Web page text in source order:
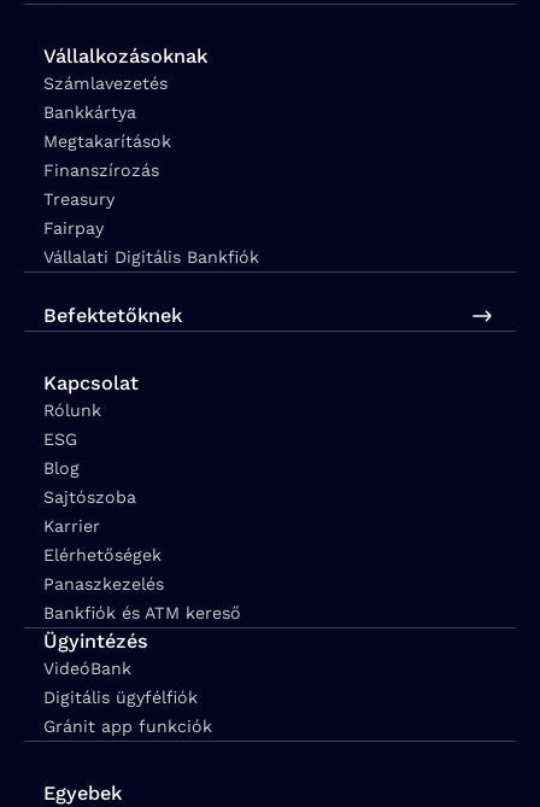
Vállalkozásoknak
Számlavezetés
Bankkártya
Megtakarítások
Finanszírozás
Treasury
Fairpay
Vállalati Digitális Bankfiók
Befektetőknek
Kapcsolat
Rólunk
ESG
Blog
Sajtószoba
Karrier
Elérhetőségek
Panaszkezelés
Bankfiók és ATM kereső
Ügyintézés
VideóBank
Digitális ügyfélfiók
Gránit app funkciók
Egyebek